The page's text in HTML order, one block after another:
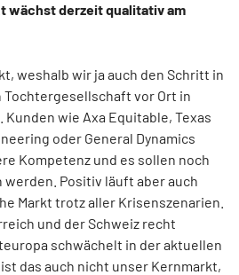
wächst derzeit qualitativ am
weshalb wir ja auch den Schritt in
vor Ort in
wie Axa Equitable, Texas
oder General Dynamics
Kompetenz und es sollen noch
Positiv läuft aber auch
Markt trotz aller Krisenszenarien.
und der Schweiz recht
schwächelt in der aktuellen
das auch nicht unser Kernmarkt,